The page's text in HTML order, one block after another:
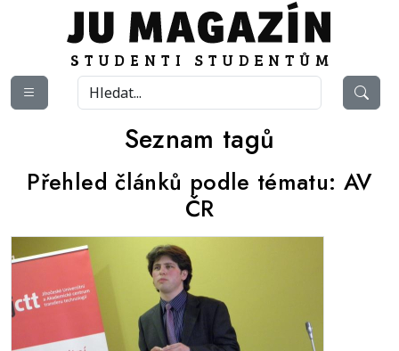
Seznam tagů
Přehled článků podle tématu: AV
ČR